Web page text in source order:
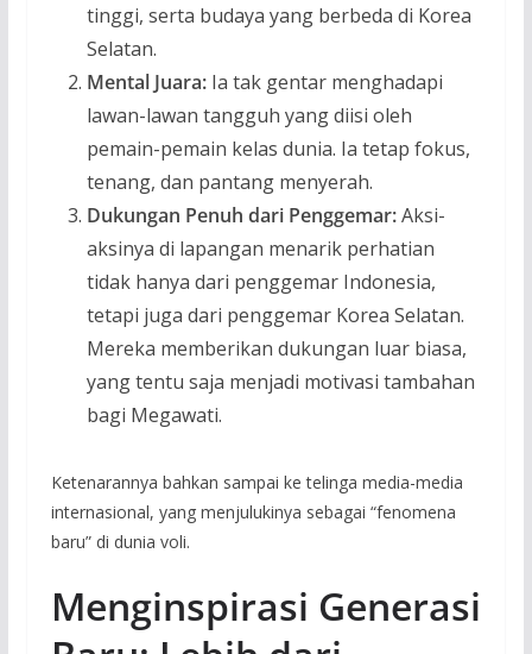
tinggi, serta budaya yang berbeda di Korea
Selatan.
Mental Juara:Ia tak gentar menghadapi
lawan-lawan tangguh yang diisi oleh
pemain-pemain kelas dunia. Ia tetap fokus,
tenang, dan pantang menyerah.
Dukungan Penuh dari Penggemar:Aksi-
aksinya di lapangan menarik perhatian
tidak hanya dari penggemar Indonesia,
tetapi juga dari penggemar Korea Selatan.
Mereka memberikan dukungan luar biasa,
yang tentu saja menjadi motivasi tambahan
bagi Megawati.
Ketenarannya bahkan sampai ke telinga media-media
internasional, yang menjulukinya sebagai “fenomena
baru” di dunia voli.
Menginspirasi Generasi